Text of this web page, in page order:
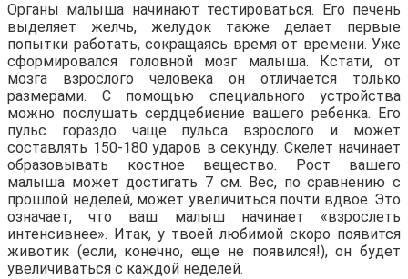
Органы малыша начинают тестироваться. Его печень
выделяет желчь, желудок также делает первые
попытки работать, сокращаясь время от времени. Уже
сформировался головной мозг малыша. Кстати, от
мозга взрослого человека он отличается только
размерами. С помощью специального устройства
можно послушать сердцебиение вашего ребенка. Его
пульс гораздо чаще пульса взрослого и может
составлять 150-180 ударов в секунду. Скелет начинает
образовывать костное вещество. Рост вашего
малыша может достигать 7 см. Вес, по сравнению с
прошлой неделей, может увеличиться почти вдвое. Это
означает, что ваш малыш начинает «взрослеть
интенсивнее». Итак, у твоей любимой скоро появится
животик (если, конечно, еще не появился!), он будет
увеличиваться с каждой неделей.